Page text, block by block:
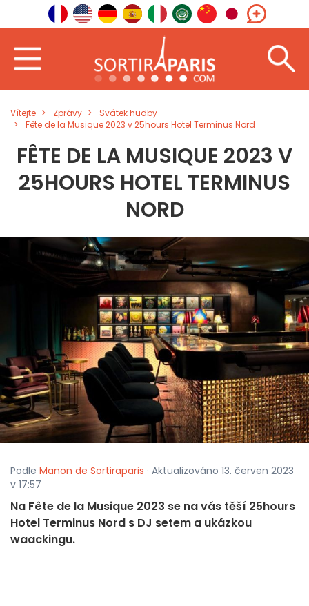
Vítejte Zprávy
Svátek hudby
Fête de la Musique 2023 v 25hours Hotel Terminus Nord
FÊTE DE LA MUSIQUE 2023 V
25HOURS HOTEL TERMINUS
NORD
Podle Manon de Sortiraparis · Aktualizováno 13. červen 2023
v 17:57
Na Fête de la Musique 2023 se na vás těší 25hours
Hotel Terminus Nord s DJ setem a ukázkou
waackingu.